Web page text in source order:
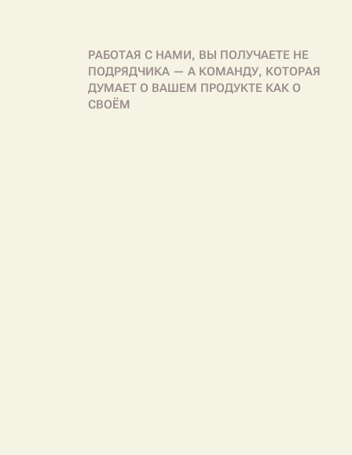
РАБОТАЯ С НАМИ, ВЫ ПОЛУЧАЕТЕ НЕ
ПОДРЯДЧИКА — А КОМАНДУ, КОТОРАЯ
ДУМАЕТ О ВАШЕМ ПРОДУКТЕ КАК О
СВОЁМ